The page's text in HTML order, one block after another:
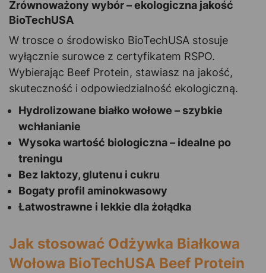
Zrównoważony wybór – ekologiczna jakość
BioTechUSA
W trosce o środowisko BioTechUSA stosuje
wyłącznie surowce z certyfikatem RSPO.
Wybierając Beef Protein, stawiasz na jakość,
skuteczność i odpowiedzialność ekologiczną.
Hydrolizowane białko wołowe – szybkie
wchłanianie
Wysoka wartość biologiczna – idealne po
treningu
Bez laktozy, glutenu i cukru
Bogaty profil aminokwasowy
Łatwostrawne i lekkie dla żołądka
Jak stosować Odżywka Białkowa
Wołowa BioTechUSA Beef Protein